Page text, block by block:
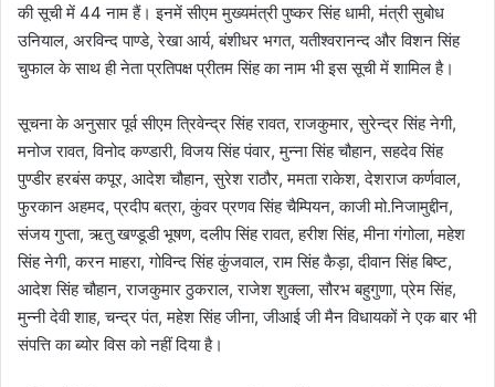
की सूची में 44 नाम हैं। इनमें सीएम मुख्यमंत्री पुष्कर सिंह धामी, मंत्री सुबोध
उनियाल, अरविन्द पाण्डे, रेखा आर्य, बंशीधर भगत, यतीश्वरानन्द और विशन सिंह
चुफाल के साथ ही नेता प्रतिपक्ष प्रीतम सिंह का नाम भी इस सूची में शामिल है।
सूचना के अनुसार पूर्व सीएम त्रिवेन्द्र सिंह रावत, राजकुमार, सुरेन्द्र सिंह नेगी,
मनोज रावत, विनोद कण्डारी, विजय सिंह पंवार, मुन्ना सिंह चौहान, सहदेव सिंह
पुण्डीर हरबंस कपूर, आदेश चौहान, सुरेश राठौर, ममता राकेश, देशराज कर्णवाल,
फुरकान अहमद, प्रदीप बत्रा, कुंवर प्रणव सिंह चैम्पियन, काजी मो.निजामुद्दीन,
संजय गुप्ता, ऋतु खण्डूडी भूषण, दलीप सिंह रावत, हरीश सिंह, मीना गंगोला, महेश
सिंह नेगी, करन माहरा, गोविन्द सिंह कुंजवाल, राम सिंह कैड़ा, दीवान सिंह बिष्ट,
आदेश सिंह चौहान, राजकुमार ठुकराल, राजेश शुक्ला, सौरभ बहुगुणा, प्रेम सिंह,
मुन्नी देवी शाह, चन्द्र पंत, महेश सिंह जीना, जीआई जी मैन विधायकों ने एक बार भी
संपत्ति का ब्योर विस को नहीं दिया है।